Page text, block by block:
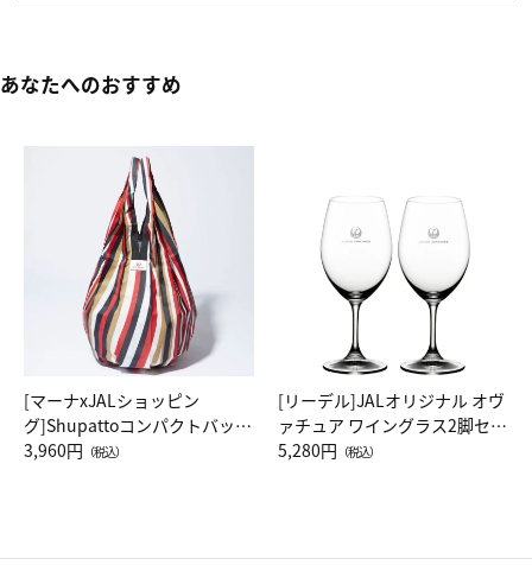
あなたへのおすすめ
[マーナxJALショッピン
グ]Shupattoコンパクトバッグ
Drop JAL客室乗務員（LC）ス
3,960円 （税込）
[リーデル]JALオリジナル オヴ
ァチュア ワイングラス2脚セッ
ト（レッドワイン）
5,280円 （税込）